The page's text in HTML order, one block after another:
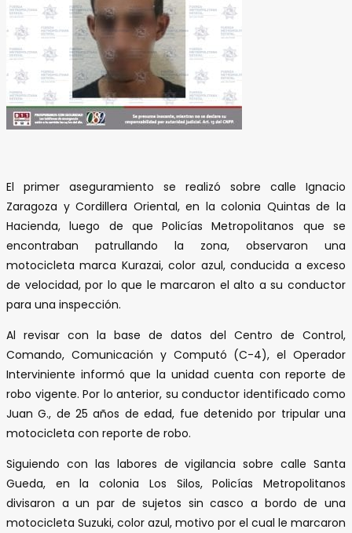
El primer aseguramiento se realizó sobre calle Ignacio
Zaragoza y Cordillera Oriental, en la colonia Quintas de la
Hacienda, luego de que Policías Metropolitanos que se
encontraban patrullando la zona, observaron una
motocicleta marca Kurazai, color azul, conducida a exceso
de velocidad, por lo que le marcaron el alto a su conductor
para una inspección.
Al revisar con la base de datos del Centro de Control,
Comando, Comunicación y Computó (C-4), el Operador
Interviniente informó que la unidad cuenta con reporte de
robo vigente. Por lo anterior, su conductor identificado como
Juan G., de 25 años de edad, fue detenido por tripular una
motocicleta con reporte de robo.
Siguiendo con las labores de vigilancia sobre calle Santa
Gueda, en la colonia Los Silos, Policías Metropolitanos
divisaron a un par de sujetos sin casco a bordo de una
motocicleta Suzuki, color azul, motivo por el cual le marcaron